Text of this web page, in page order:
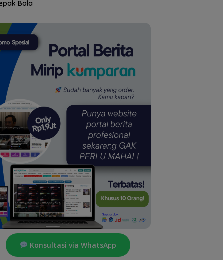
Bola
Konsultasi via WhatsApp